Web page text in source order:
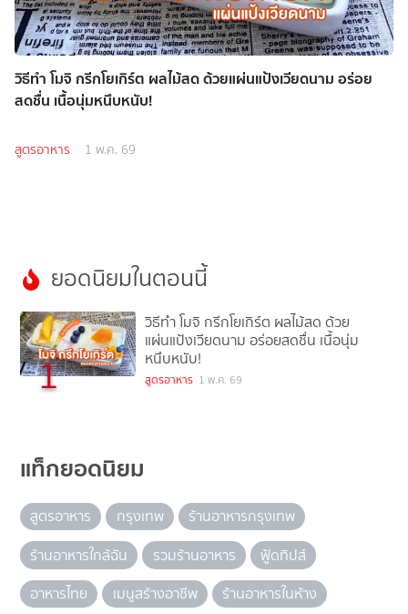
วิธีทำ โมจิ กรีกโยเกิร์ต ผลไม้สด ด้วยแผ่นแป้งเวียดนาม อร่อย
สดชื่น เนื้อนุ่มหนึบหนับ!
สูตรอาหาร 1 พ.ค. 69
ยอดนิยมในตอนนี้
1
วิธีทำ โมจิ กรีกโยเกิร์ต ผลไม้สด ด้วย
แผ่นแป้งเวียดนาม อร่อยสดชื่น เนื้อนุ่ม
หนึบหนับ!
สูตรอาหาร 1 พ.ค. 69
แท็กยอดนิยม
สูตรอาหาร กรุงเทพ
ร้านอาหารกรุงเทพ
ร้านอาหารใกล้ฉัน
รวมร้านอาหาร
ฟู้ดทิปส์
อาหารไทย
เมนูสร้างอาชีพ
ร้านอาหารในห้าง